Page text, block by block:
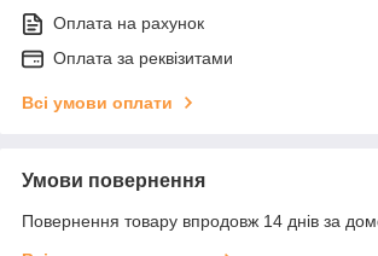
Оплата на рахунок
Оплата за реквізитами
Всі умови оплати
Умови повернення
Повернення товару впродовж 14 днів за